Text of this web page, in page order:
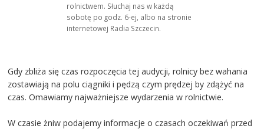
rolnictwem. Słuchaj nas w każdą
sobotę po godz. 6-ej, albo na stronie
internetowej Radia Szczecin.
Gdy zbliża się czas rozpoczęcia tej audycji, rolnicy bez wahania
zostawiają na polu ciągniki i pędzą czym prędzej by zdążyć na
czas. Omawiamy najważniejsze wydarzenia w rolnictwie.
W czasie żniw podajemy informacje o czasach oczekiwań przed